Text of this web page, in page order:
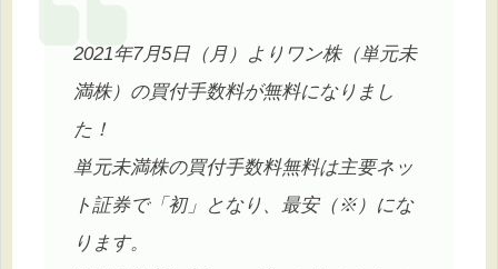
2021年7月5日（月）よりワン株（単元未
満株）の買付手数料が無料になりまし
た！
単元未満株の買付手数料無料は主要ネッ
ト証券で「初」となり、最安（※）にな
ります。